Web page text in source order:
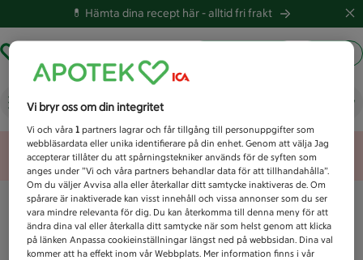
💊 Hämta dina recept här -alltid fri frakt
Vad letar du efter idag?
Unknown error
Vi bryr oss om din integritet
Vi och våra1 partners lagrar och får tillgång till personuppgifter som
webbläsardata eller unika identifierare på din enhet. Genom att välja Jag
accepterar tillåter du att spårningstekniker används för de syften som
anges under ”Vi och våra partners behandlar data för att tillhandahålla”.
Om du väljer Avvisa alla eller återkallar ditt samtycke inaktiveras de. Om
spårare är inaktiverade kan visst innehåll och vissa annonser som du ser
vara mindre relevanta för dig. Du kan återkomma till denna meny för att
ändra dina val eller återkalla ditt samtycke när som helst genom att klicka
på länken Anpassa cookieinställningar längst ned på webbsidan. Dina val
kommer att ha effekt inom vår Webbplats. Mer information finns i vår